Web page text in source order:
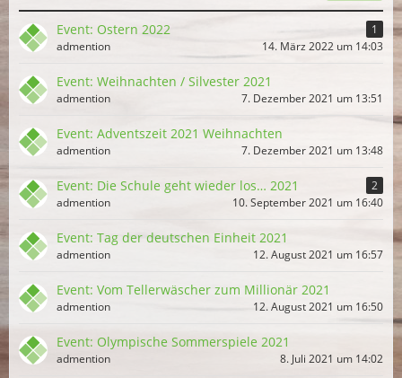
Event: Ostern 2022
1
admention
14. März 2022 um 14:03
Event: Weihnachten / Silvester 2021
admention 7. Dezember 2021 um 13:51
Event: Adventszeit 2021 Weihnachten
admention 7. Dezember 2021 um 13:48
Event: Die Schule geht wieder los… 2021
2
admention
10. September 2021 um 16:40
Event: Tag der deutschen Einheit 2021
admention 12. August 2021 um 16:57
Event: Vom Tellerwäscher zum Millionär 2021
admention 12. August 2021 um 16:50
Event: Olympische Sommerspiele 2021
admention 8. Juli 2021 um 14:02